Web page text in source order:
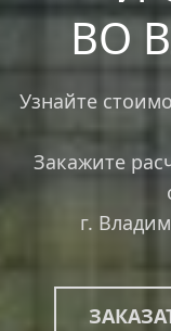
ВО
Узнайте
Закажите
г.